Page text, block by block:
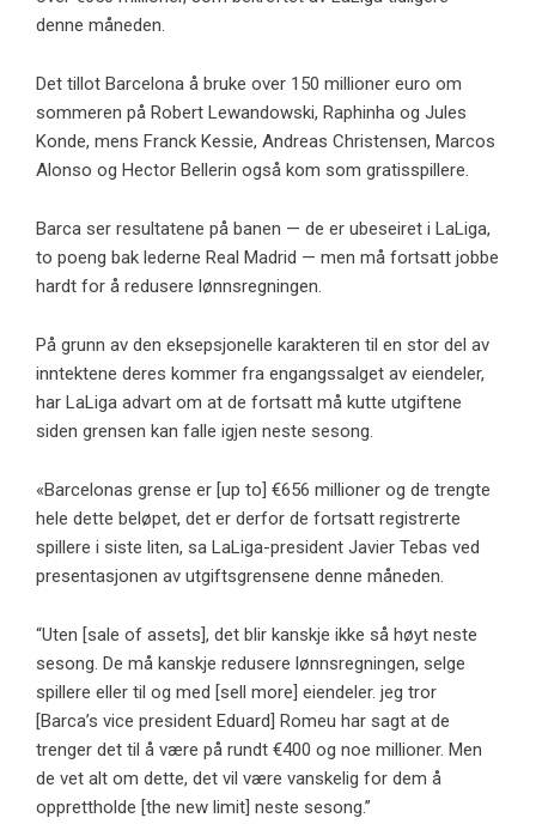
denne måneden.
Det tillot Barcelona å bruke over 150 millioner euro om
sommeren på Robert Lewandowski, Raphinha og Jules
Konde, mens Franck Kessie, Andreas Christensen, Marcos
Alonso og Hector Bellerin også kom som gratisspillere.
Barca ser resultatene på banen — de er ubeseiret i LaLiga,
to poeng bak lederne Real Madrid — men må fortsatt jobbe
hardt for å redusere lønnsregningen.
På grunn av den eksepsjonelle karakteren til en stor del av
inntektene deres kommer fra engangssalget av eiendeler,
har LaLiga advart om at de fortsatt må kutte utgiftene
siden grensen kan falle igjen neste sesong.
«Barcelonas grense er [up to] €656 millioner og de trengte
hele dette beløpet, det er derfor de fortsatt registrerte
spillere i siste liten, sa LaLiga-president Javier Tebas ved
presentasjonen av utgiftsgrensene denne måneden.
“Uten [sale of assets], det blir kanskje ikke så høyt neste
sesong. De må kanskje redusere lønnsregningen, selge
spillere eller til og med [sell more] eiendeler. jeg tror
[Barca’s vice president Eduard] Romeu har sagt at de
trenger det til å være på rundt €400 og noe millioner. Men
de vet alt om dette, det vil være vanskelig for dem å
opprettholde [the new limit] neste sesong.”